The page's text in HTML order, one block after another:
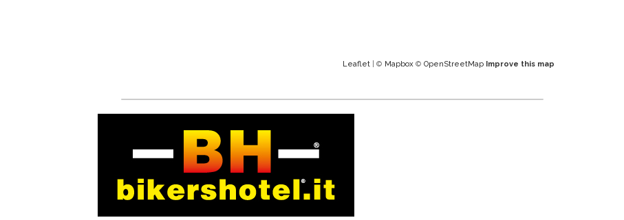
Leaflet| © Mapbox© OpenStreetMap Improve this map